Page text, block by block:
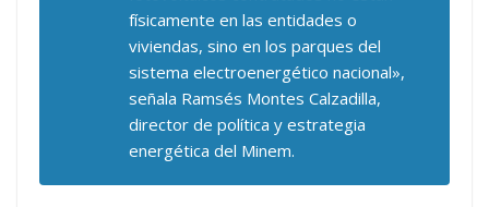
físicamente en las entidades o
viviendas, sino en los parques del
sistema electroenergético nacional»,
señala Ramsés Montes Calzadilla,
director de política y estrategia
energética del Minem.